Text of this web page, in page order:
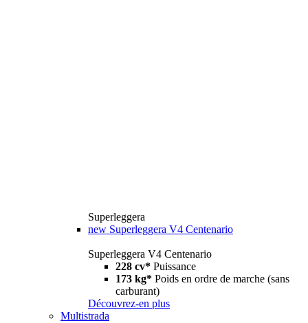
Superleggera
new Superleggera V4 Centenario
Superleggera V4 Centenario
228 cv* Puissance
173 kg* Poids en ordre de marche (sans
carburant)
Découvrez-en plus
Multistrada